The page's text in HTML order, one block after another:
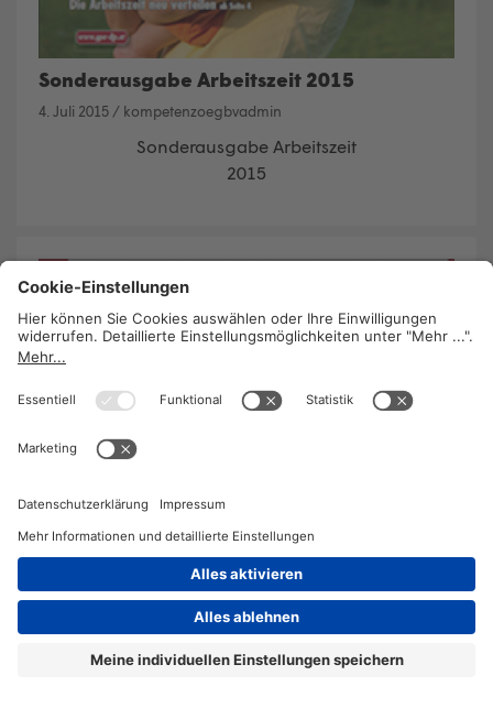
Sonderausgabe Arbeitszeit 2015
4. Juli 2015 / kompetenzoegbvadmin
Sonderausgabe Arbeitszeit
2015